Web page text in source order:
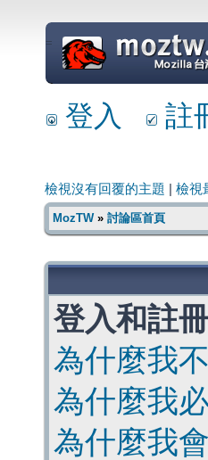
=
登入 註
檢視沒有回覆的主題 檢視
MozTW» 討論區首頁
登入和註
為什麼我
為什麼我
為什麼我